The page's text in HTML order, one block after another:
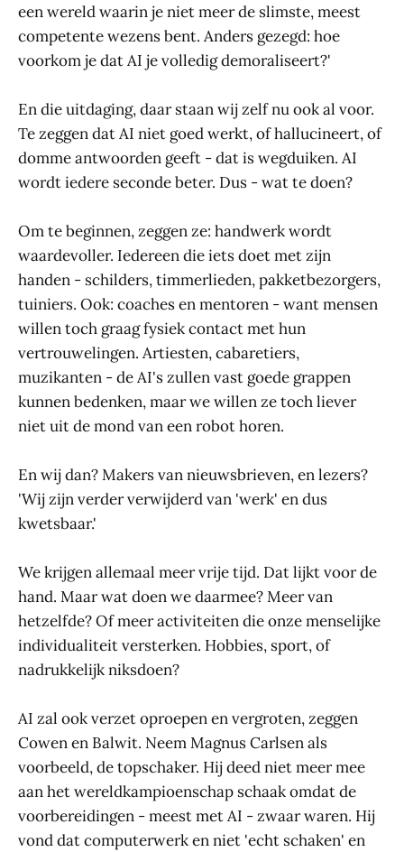
een wereld waarin je niet meer de slimste, meest
competente wezens bent. Anders gezegd: hoe
voorkom je dat AI je volledig demoraliseert?'
En die uitdaging, daar staan wij zelf nu ook al voor.
Te zeggen dat AI niet goed werkt, of hallucineert, of
domme antwoorden geeft - dat is wegduiken. AI
wordt iedere seconde beter. Dus - wat te doen?
Om te beginnen, zeggen ze: handwerk wordt
waardevoller. Iedereen die iets doet met zijn
handen - schilders, timmerlieden, pakketbezorgers,
tuiniers. Ook: coaches en mentoren - want mensen
willen toch graag fysiek contact met hun
vertrouwelingen. Artiesten, cabaretiers,
muzikanten - de AI's zullen vast goede grappen
kunnen bedenken, maar we willen ze toch liever
niet uit de mond van een robot horen.
En wij dan? Makers van nieuwsbrieven, en lezers?
'Wij zijn verder verwijderd van 'werk' en dus
kwetsbaar.'
We krijgen allemaal meer vrije tijd. Dat lijkt voor de
hand. Maar wat doen we daarmee? Meer van
hetzelfde? Of meer activiteiten die onze menselijke
individualiteit versterken. Hobbies, sport, of
nadrukkelijk niksdoen?
AI zal ook verzet oproepen en vergroten, zeggen
Cowen en Balwit. Neem Magnus Carlsen als
voorbeeld, de topschaker. Hij deed niet meer mee
aan het wereldkampioenschap schaak omdat de
voorbereidingen - meest met AI - zwaar waren. Hij
vond dat computerwerk en niet 'echt schaken' en